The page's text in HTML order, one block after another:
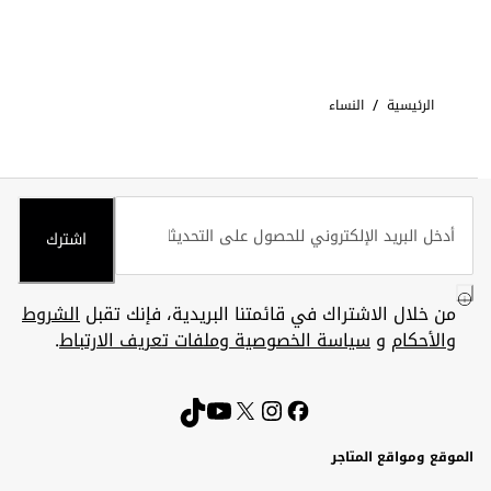
الرئيسية / النساء
اشترك
من خلال الاشتراك في قائمتنا البريدية، فإنك تقبلالشروط
والأحكام وسياسة الخصوصية وملفات تعريف الارتباط.
الموقع ومواقع المتاجر